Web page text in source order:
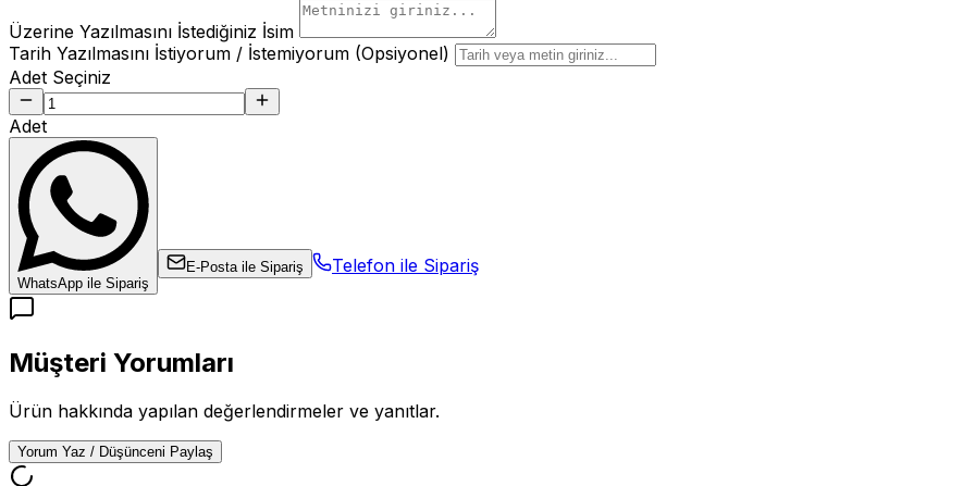
Üzerine Yazılmasını İstediğiniz İsim
Tarih Yazılmasını İstiyorum / İstemiyorum (Opsiyonel)
Adet Seçiniz
Adet
WhatsApp ile Sipariş
E-Posta ile Sipariş Telefon ile Sipariş
Müşteri Yorumları
Ürün hakkında yapılan değerlendirmeler ve yanıtlar.
Yorum Yaz / Düşünceni Paylaş